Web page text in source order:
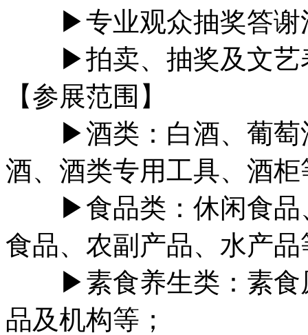
▶专业观众抽奖答谢
▶拍卖、抽奖及文
【参展范围】
▶酒类：白酒、葡萄
酒、酒类专用工具、酒
▶食品类：休闲食品
食品、农副产品、水产
▶素食养生类：素食
品及机构等；